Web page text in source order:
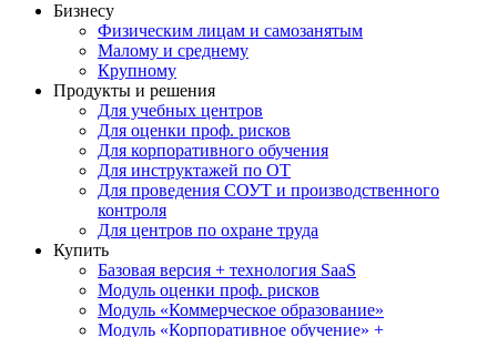
Бизнесу
Физическим лицам и самозанятым
Малому и среднему
Крупному
Продукты и решения
Для учебных центров
Для оценки проф. рисков
Для корпоративного обучения
Для инструктажей по ОТ
Для проведения СОУТ и производственного
контроля
Для центров по охране труда
Купить
Базовая версия + технология SaaS
Модуль оценки проф. рисков
Модуль «Коммерческое образование»
Модуль «Корпоративное обучение» +